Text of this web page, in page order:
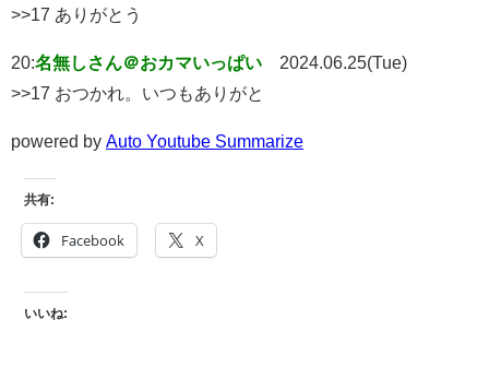
>>17 ありがとう
20:名無しさん＠おカマいっぱい
2024.06.25(Tue)
>>17 おつかれ。いつもありがと
powered by Auto Youtube Summarize
共有:
Facebook X
いいね: